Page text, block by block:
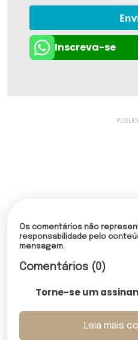
Inscreva-se
Os comentários não
responsabilidade pelo
mensagem.
Comentários (0)
Torne-se um
Leia mais